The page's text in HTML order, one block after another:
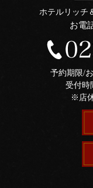
ホテルリッチ
お電
予約期限/
受付時
※店